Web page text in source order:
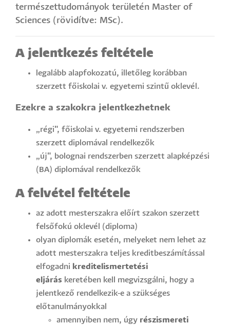
természettudományok területén Master of
Sciences (rövidítve: MSc).
A jelentkezés feltétele
legalább alapfokozatú, illetőleg korábban
szerzett főiskolai v. egyetemi szintű oklevél.
Ezekre a szakokra jelentkezhetnek
„régi", főiskolai v. egyetemi rendszerben
szerzett diplomával rendelkezők
„új", bolognai rendszerben szerzett alapképzési
(BA) diplomával rendelkezők
A felvétel feltétele
az adott mesterszakra előírt szakon szerzett
felsőfokú oklevél (diploma)
olyan diplomák esetén, melyeket nem lehet az
adott mesterszakra teljes kreditbeszámítással
elfogadni kreditelismertetési
eljárás keretében kell megvizsgálni, hogy a
jelentkező rendelkezik-e a szükséges
előtanulmányokkal
amennyiben nem, úgy részismereti